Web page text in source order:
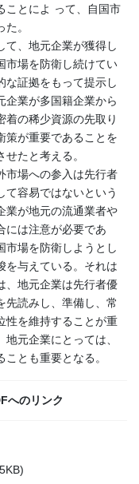
ことによ って、自国市
。
て、地元企業が獲得し
市場を防衛し続けてい
な証拠をもって提示し
企業が多国籍企業から
着の稀少資源の先取り
策が重要であることを
たと考える。
市場への参入は先行者
て容易ではないという
業が地元の流通業者や
には注意が必要であ
市場を防衛しようとし
を与えている。それは
、地元企業は先行者優
先読みし、準備し、常
性を維持することが重
元企業にとっては、
とも重要となる。
へのリンク